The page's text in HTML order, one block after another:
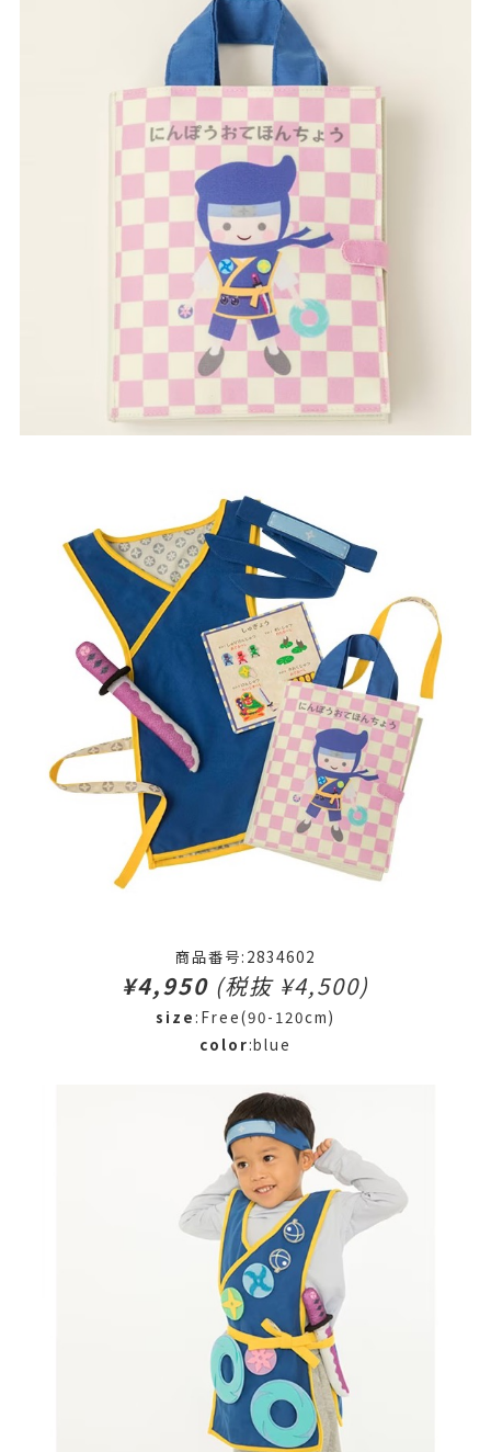
商品番号:2834602
¥4,950 (税抜 ¥4,500)
size :Free(90-120cm)
color:blue